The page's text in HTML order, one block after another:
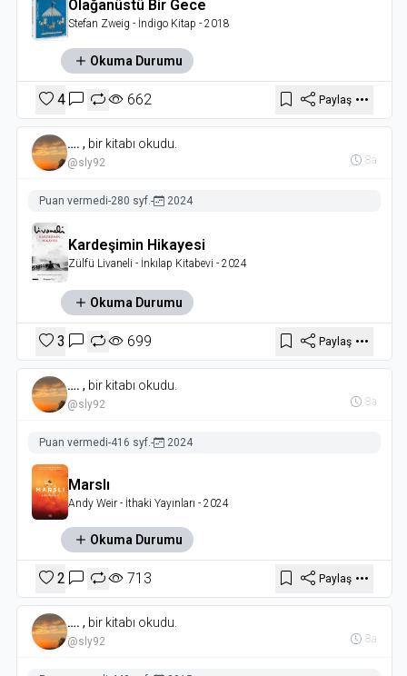
Olağanüstü Bir Gece
Stefan Zweig - İndigo Kitap - 2018
Okuma Durumu
4 662 Paylaş
…. , bir kitabı okudu.
@sly92 8a
Puan vermedi-280 syf.- 2024
Kardeşimin Hikayesi
Zülfü Livaneli - İnkılap Kitabevi - 2024
Okuma Durumu
3 699 Paylaş
…. , bir kitabı okudu.
@sly92 8a
Puan vermedi-416 syf.- 2024
Marslı
Andy Weir - İthaki Yayınları - 2024
Okuma Durumu
2 713 Paylaş
…. , bir kitabı okudu.
@sly92 8a